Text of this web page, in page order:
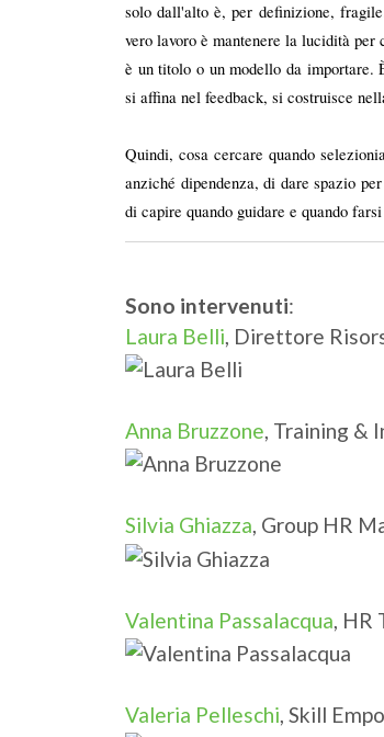
solo dall'alto è, per definizione,
vero lavoro è mantenere la lucidità per
è un titolo o un modello da importare.
si affina nel feedback, si costruisce
Quindi, cosa cercare quando
anziché dipendenza, di dare spazio
di capire quando guidare e quando
Sono intervenuti:
Laura Belli, Direttore
Anna Bruzzone, Training &
Silvia Ghiazza, Group HR
Valentina Passalacqua ,
Valeria Pelleschi, Skill